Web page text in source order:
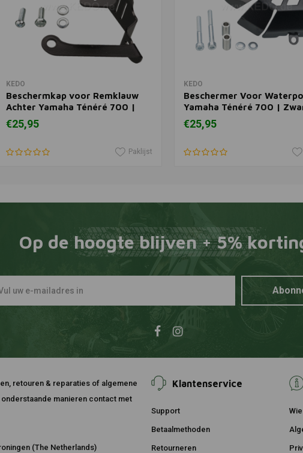
KEDO
Beschermkap voor Remklauw
Achter Yamaha Ténéré 700 |
Zwart
€25,95
Paklijst
KEDO
Beschermer Voor
Yamaha Ténéré 700 |
€25,95
Op de hoogte blijven + 5%
retouren & reparaties of algemene
manieren contact met
(The Netherlands)
Klantenservice
Support
Betaalmethoden
Retourneren